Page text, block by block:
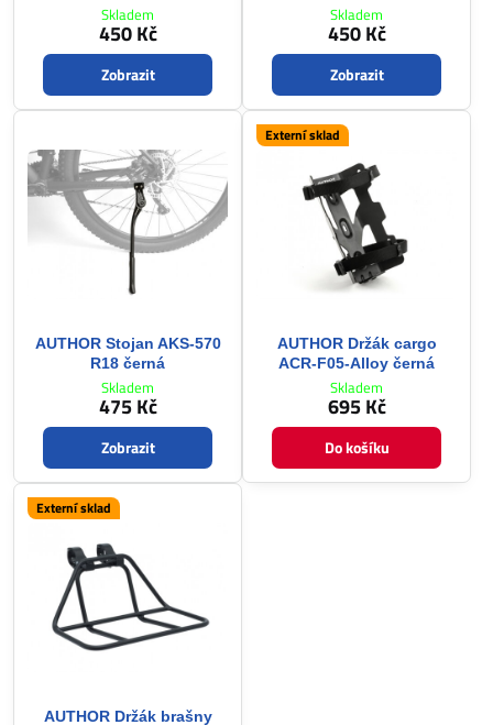
Skladem
450 Kč
Zobrazit
Skladem
450 Kč
Zobrazit
AUTHOR Stojan AKS-570
R18 černá
Skladem
475 Kč
Zobrazit
Externí sklad
AUTHOR Držák cargo
ACR-F05-Alloy černá
Skladem
695 Kč
Do košíku
Externí sklad
AUTHOR Držák brašny